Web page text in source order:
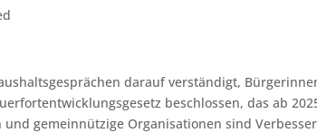
darauf verständigt,
beschlossen, das ab
gemeinnützige Organisationen sind